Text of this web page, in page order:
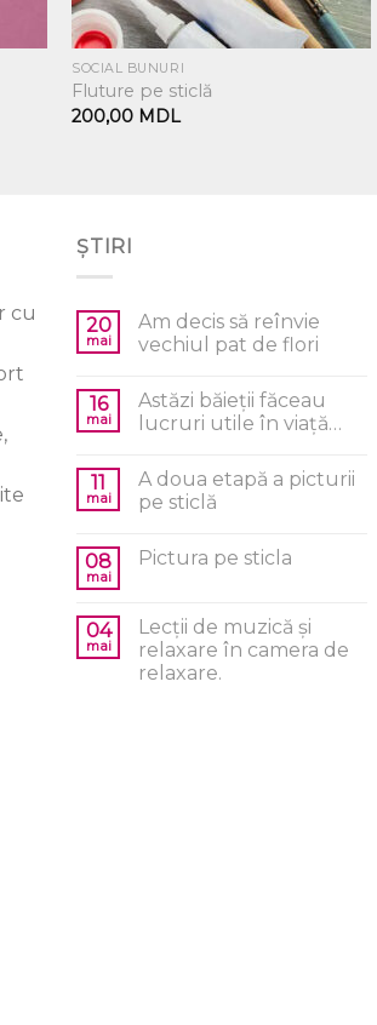
SOCIAL BUNURI
Fluture pe sticlă
200,00 MDL
cu
ȘTIRI
20
mai
Am decis să reînvie
vechiul pat de flori
16
mai
Astăzi băieții făceau
lucruri utile în viață…
11
mai
A doua etapă a picturii
pe sticlă
08
mai
Pictura pe sticla
04
mai
Lecții de muzică și
relaxare în camera de
relaxare.